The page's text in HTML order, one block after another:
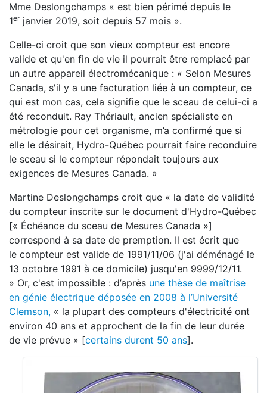
Mme Deslongchamps « est bien périmé depuis le
1erjanvier 2019, soit depuis 57 mois ».
Celle-ci croit que son vieux compteur est encore
valide et qu'en fin de vie il pourrait être remplacé par
un autre appareil électromécanique : « Selon Mesures
Canada, s'il y a une facturation liée à un compteur, ce
qui est mon cas, cela signifie que le sceau de celui-ci a
été reconduit. Ray Thériault, ancien spécialiste en
métrologie pour cet organisme, m’a confirmé que si
elle le désirait, Hydro-Québec pourrait faire reconduire
le sceau si le compteur répondait toujours aux
exigences de Mesures Canada. »
Martine Deslongchamps croit que « la date de validité
du compteur inscrite sur le document d'Hydro-Québec
[« Échéance du sceau de Mesures Canada »]
correspond à sa date de premption. Il est écrit que
le compteur est valide de 1991/11/06 (j'ai déménagé le
13 octobre 1991 à ce domicile) jusqu'en 9999/12/11.
» Or, c'est impossible : d’après une thèse de maîtrise
en génie électrique déposée en 2008 à l’Université
Clemson, « la plupart des compteurs d'électricité ont
environ 40 ans et approchent de la fin de leur durée
de vie prévue » [certains durent 50 ans].